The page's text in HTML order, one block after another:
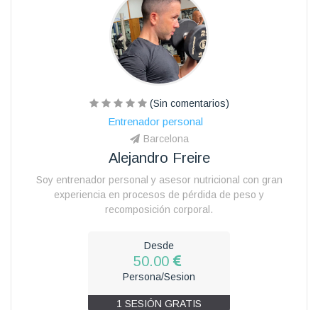
(Sin comentarios)
Entrenador personal
Barcelona
Alejandro Freire
Soy entrenador personal y asesor nutricional con gran
experiencia en procesos de pérdida de peso y
recomposición corporal.
Desde
50.00
Persona/Sesion
1 SESIÓN GRATIS